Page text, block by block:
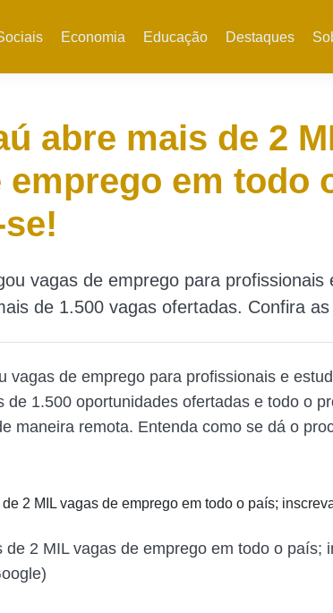
Economia Educação Destaques
abre mais de 2
emprego em todo
vagas de emprego para profissionais
de 1.500 vagas ofertadas. Confira
vagas de emprego para profissionais e
de 1.500 oportunidades ofertadas e todo o
maneira remota. Entenda como se dá o
de 2 MIL vagas de emprego em todo o país;